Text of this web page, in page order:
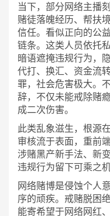
当下，部分网络主播
赌徒落魄经历、帮扶
信任。看似正向的公
链条。这类人员依托
暗语遮掩违规行为，
代打、换汇、资金流
罪，社会危害极大。
辞，不仅未能戒除赌
成二次伤害。
此类乱象滋生，根源
审核流于表面，重前
涉赌黑产新手法、新
违规行为留下可乘之机
网络赌博是侵蚀个人
序的顽疾。戒赌脱困
能寄希望于网络网红